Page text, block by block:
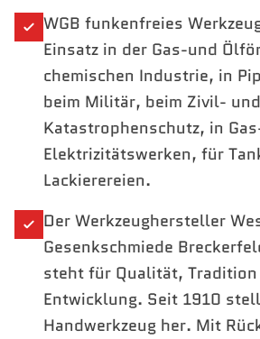
WGB funkenfreies
Einsatz in der Gas-und
chemischen Industrie, in
beim Militär, beim Zivil- und
Katastrophenschutz, in
Elektrizitätswerken, für
Lackierereien.
Der Werkzeughersteller
Gesenkschmiede
steht für Qualität,
Entwicklung. Seit 1910
Handwerkzeug her. Mit